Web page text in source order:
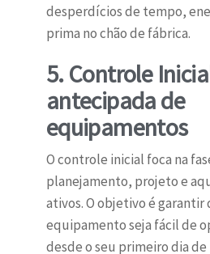
desperdícios de tempo,
prima no chão de fábrica.
5. Controle
antecipada de
equipamentos
O controle inicial foca na
planejamento, projeto e
ativos. O objetivo é garantir
equipamento seja fácil de
desde o seu primeiro dia